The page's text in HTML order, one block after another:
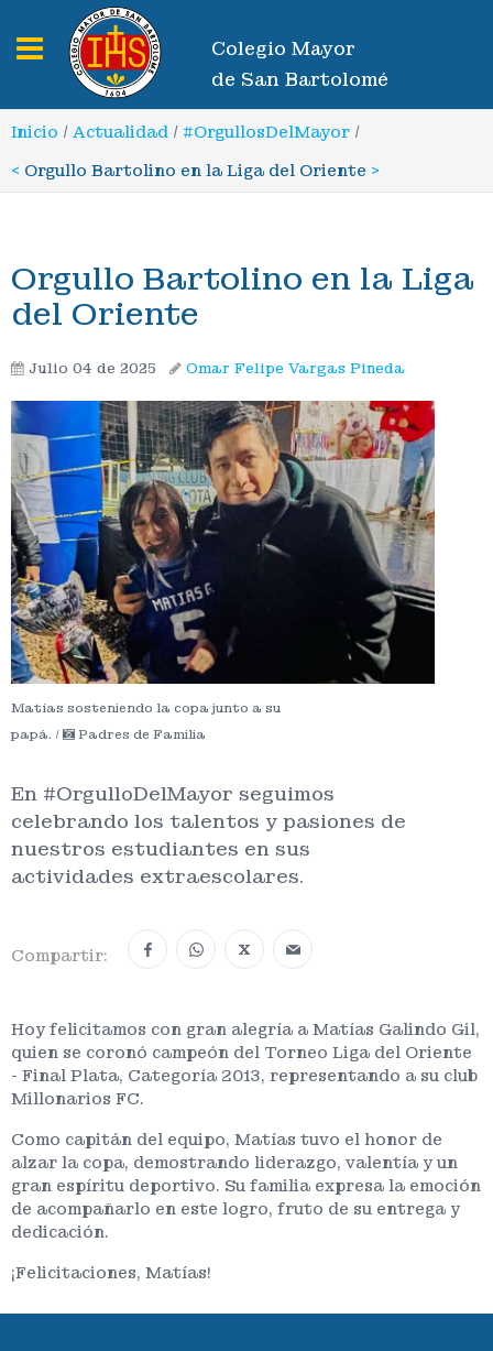
Toggle navigation
Colegio Mayor
de San Bartolomé
Inicio / Actualidad / #OrgullosDelMayor /
< Orgullo Bartolino en la Liga del Oriente >
Orgullo Bartolino en la Liga
del Oriente
Julio 04 de 2025 Omar Felipe Vargas Pineda
Matías sosteniendo la copa junto a su
papá. /
Padres de Familia
En #OrgulloDelMayor seguimos
celebrando los talentos y pasiones de
nuestros estudiantes en sus
actividades extraescolares.
Compartir: X
Hoy felicitamos con gran alegría a Matías Galindo Gil,
quien se coronó campeón del Torneo Liga del Oriente
- Final Plata, Categoría 2013, representando a su club
Millonarios FC.
Como capitán del equipo, Matías tuvo el honor de
alzar la copa, demostrando liderazgo, valentía y un
gran espíritu deportivo. Su familia expresa la emoción
de acompañarlo en este logro, fruto de su entrega y
dedicación.
¡Felicitaciones, Matías!